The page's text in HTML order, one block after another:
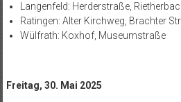
Langenfeld: Herderstraße,
Ratingen: Alter Kirchweg, Brachter
Wülfrath: Koxhof, Museumstraße
Freitag, 30. Mai 2025